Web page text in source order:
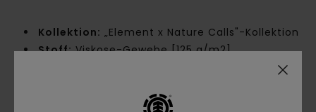
Kollektion: „Element x Nature Calls"-Kollektion
Stoff:Viskose-Gewebe [125 g/m2]
Zertifizierte ECOVERO
Relaxed Fit